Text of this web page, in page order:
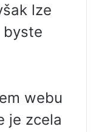
lze
byste
webu
je zcela